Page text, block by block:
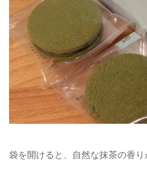
袋を開けると、自然な抹茶の香り